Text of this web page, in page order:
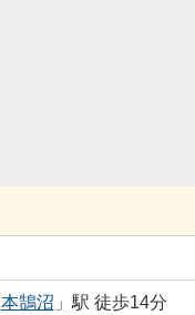
本鵠沼 」駅 徒歩14分